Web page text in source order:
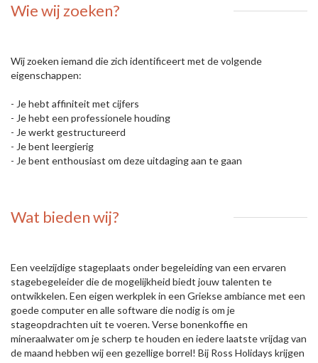
Wie wij zoeken?
Wij zoeken iemand die zich identificeert met de volgende
eigenschappen:
- Je hebt affiniteit met cijfers
- Je hebt een professionele houding
- Je werkt gestructureerd
- Je bent leergierig
- Je bent enthousiast om deze uitdaging aan te gaan
Wat bieden wij?
Een veelzijdige stageplaats onder begeleiding van een ervaren
stagebegeleider die de mogelijkheid biedt jouw talenten te
ontwikkelen. Een eigen werkplek in een Griekse ambiance met een
goede computer en alle software die nodig is om je
stageopdrachten uit te voeren. Verse bonenkoffie en
mineraalwater om je scherp te houden en iedere laatste vrijdag van
de maand hebben wij een gezellige borrel! Bij Ross Holidays krijgen